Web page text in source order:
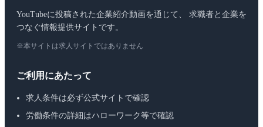
YouTubeに投稿された企業紹介動画を通じて、 求職者と企業を
つなぐ情報提供サイトです。
※本サイトは求人サイトではありません
ご利用にあたって
求人条件は必ず公式サイトで確認
労働条件の詳細はハローワーク等で確認